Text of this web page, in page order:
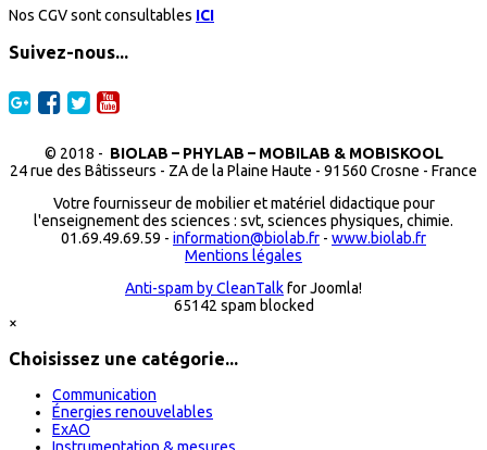
Nos CGV sont consultables ICI
Suivez-nous...
© 2018 - BIOLAB – PHYLAB – MOBILAB & MOBISKOOL
24 rue des Bâtisseurs - ZA de la Plaine Haute - 91560 Crosne - France
Votre fournisseur de mobilier et matériel didactique pour
l'enseignement des sciences : svt, sciences physiques, chimie.
01.69.49.69.59 - information@biolab.fr - www.biolab.fr
Mentions légales
Anti-spam by CleanTalkfor Joomla!
65142 spam blocked
×
Choisissez une catégorie...
Communication
Énergies renouvelables
ExAO